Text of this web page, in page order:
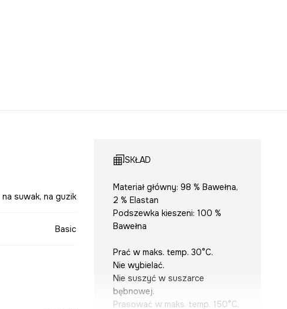
na suwak, na guzik
Basic
SKŁAD
Materiał główny: 98 % Bawełna,
2 % Elastan
Podszewka kieszeni: 100 %
Bawełna
Prać w maks. temp. 30°C.
Nie wybielać.
Nie suszyć w suszarce
bębnowej.
Prasować w maks. temp. 150°C.